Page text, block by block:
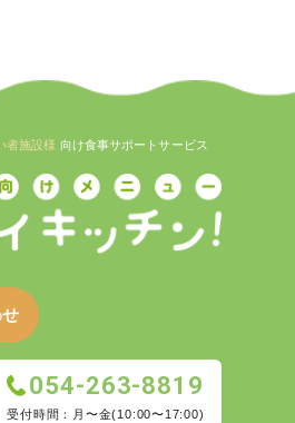
者施設様 向け食事サポートサービス
054-263-8819
受付時間：月〜金(10:00〜17:00)